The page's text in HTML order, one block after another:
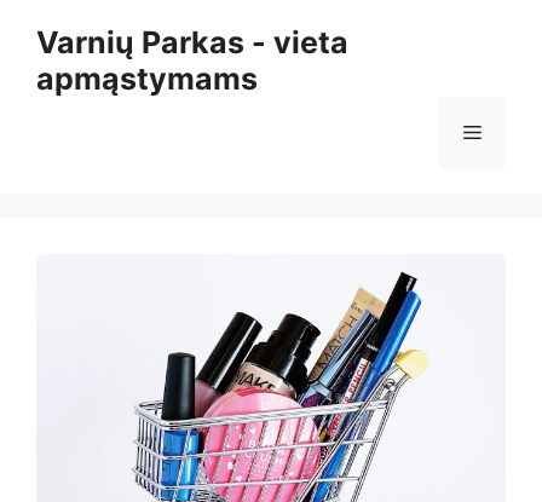
turinio
Varnių Parkas - vieta
apmąstymams
Meniu